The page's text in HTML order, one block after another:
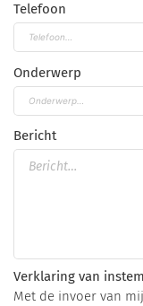
Telefoon
Onderwerp
Bericht
Verklaring van
Met de invoer van